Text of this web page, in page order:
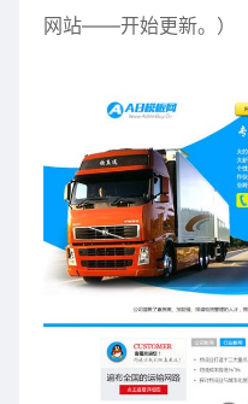
网站——开始更新。）